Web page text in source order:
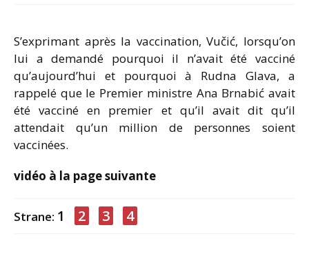
S’exprimant après la vaccination, Vučić, lorsqu’on
lui a demandé pourquoi il n’avait été vacciné
qu’aujourd’hui et pourquoi à Rudna Glava, a
rappelé que le Premier ministre Ana Brnabić avait
été vacciné en premier et qu’il avait dit qu’il
attendait qu’un million de personnes soient
vaccinées.
vidéo à la page suivante
Strane: 1 2 3 4